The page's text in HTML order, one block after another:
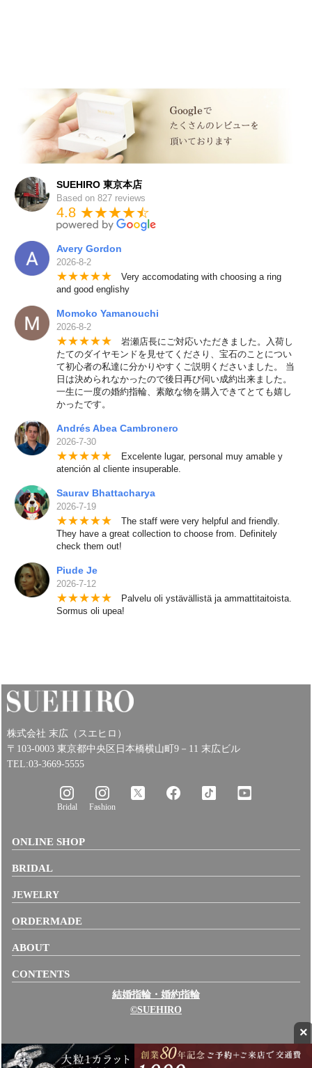
×
SUEHIRO 東京本店
Based on 827 reviews
4.8 ★★★★★
☆
Avery Gordon
2026-8-2
★★★★★ Very accomodating with choosing a ring
and good englishy
Momoko Yamanouchi
2026-8-2
★★★★★ 岩瀬店長にご対応いただきました。入荷し
たてのダイヤモンドを見せてくださり、宝石のことについ
て初心者の私達に分かりやすくご説明くださいました。 当
日は決められなかったので後日再び伺い成約出来ました。
一生に一度の婚約指輪、素敵な物を購入できてとても嬉し
かったです。
Andrés Abea Cambronero
2026-7-30
★★★★★ Excelente lugar, personal muy amable y
atención al cliente insuperable.
Saurav Bhattacharya
2026-7-19
★★★★★ The staff were very helpful and friendly.
They have a great collection to choose from. Definitely
check them out!
Piude Je
2026-7-12
★★★★★ Palvelu oli ystävällistä ja ammattitaitoista.
Sormus oli upea!
株式会社 末広（スエヒロ）
〒103-0003 東京都中央区日本橋横山町9－11 末広ビル
TEL:03-3669-5555
Bridal Fashion
ONLINE SHOP
BRIDAL
JEWELRY
ORDERMADE
ABOUT
CONTENTS
結婚指輪・婚約指輪
©SUEHIRO